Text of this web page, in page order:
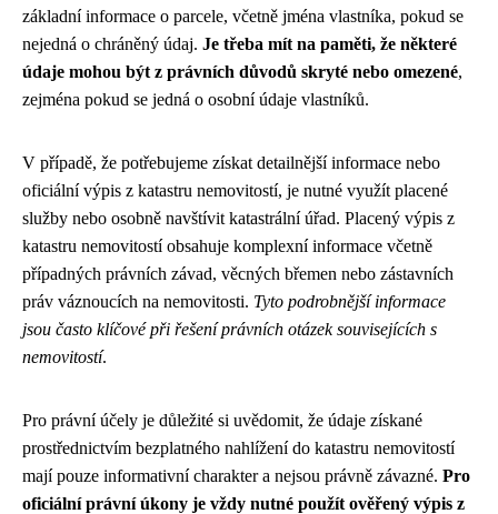
základní informace o parcele, včetně jména vlastníka, pokud se
nejedná o chráněný údaj. Je třeba mít na paměti, že některé
údaje mohou být z právních důvodů skryté nebo omezené,
zejména pokud se jedná o osobní údaje vlastníků.
V případě, že potřebujeme získat detailnější informace nebo
oficiální výpis z katastru nemovitostí, je nutné využít placené
služby nebo osobně navštívit katastrální úřad. Placený výpis z
katastru nemovitostí obsahuje komplexní informace včetně
případných právních závad, věcných břemen nebo zástavních
práv váznoucích na nemovitosti. Tyto podrobnější informace
jsou často klíčové při řešení právních otázek souvisejících s
nemovitostí.
Pro právní účely je důležité si uvědomit, že údaje získané
prostřednictvím bezplatného nahlížení do katastru nemovitostí
mají pouze informativní charakter a nejsou právně závazné. Pro
oficiální právní úkony je vždy nutné použít ověřený výpis z